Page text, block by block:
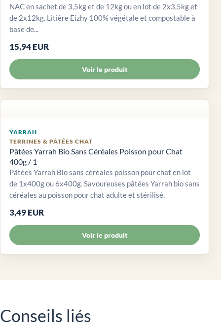
NAC en sachet de 3,5kg et de 12kg ou en lot de 2x3,5kg et
de 2x12kg. Litière Eizhy 100% végétale et compostable à
base de...
15,94 EUR
Voir le produit
YARRAH
TERRINES & PÂTÉES CHAT
Pâtées Yarrah Bio Sans Céréales Poisson pour Chat
400g / 1
Pâtées Yarrah Bio sans céréales poisson pour chat en lot
de 1x400g ou 6x400g. Savoureuses pâtées Yarrah bio sans
céréales au poisson pour chat adulte et stérilisé.
3,49 EUR
Voir le produit
Conseils liés